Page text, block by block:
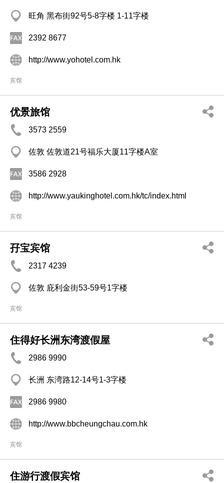
旺角 黑布街92号5-8字楼 1-11字楼
2392 8677
http://www.yohotel.com.hk
宾馆
优景旅馆
3573 2559
佐敦 佐敦道21号福乐大厦11字楼A室
3586 2928
http://www.yaukinghotel.com.hk/tc/index.html
宾馆
孖宝宾馆
2317 4239
佐敦 庇利金街53-59号1字楼
宾馆
住得好长洲东湾渡假屋
2986 9990
长洲 东湾路12-14号1-3字楼
2986 9980
http://www.bbcheungchau.com.hk
宾馆
住游行渡假宾馆